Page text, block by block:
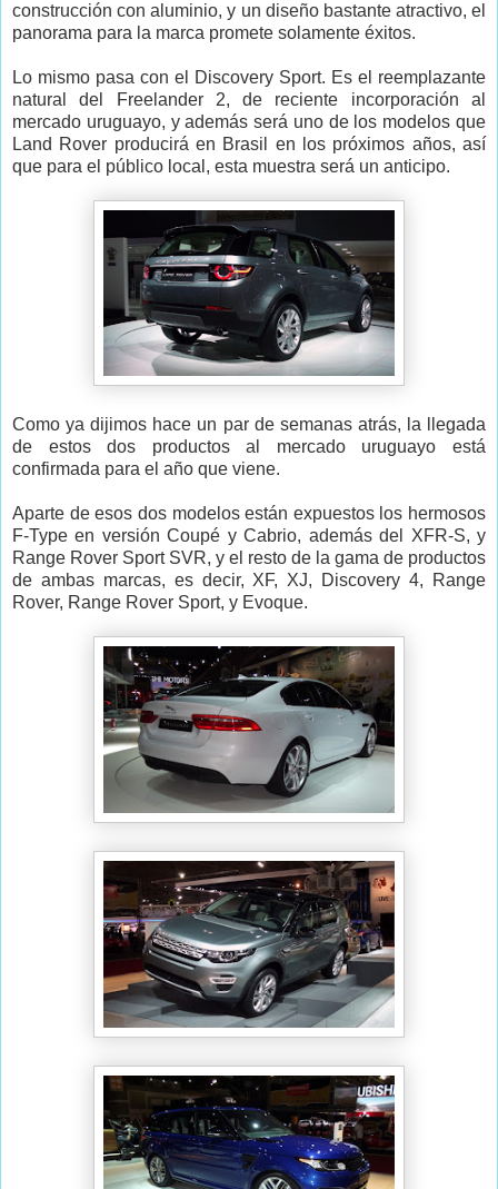
construcción con aluminio, y un diseño bastante atractivo, el
panorama para la marca promete solamente éxitos.
Lo mismo pasa con el Discovery Sport. Es el reemplazante
natural del Freelander 2, de reciente incorporación al
mercado uruguayo, y además será uno de los modelos que
Land Rover producirá en Brasil en los próximos años, así
que para el público local, esta muestra será un anticipo.
Como ya dijimos hace un par de semanas atrás, la llegada
de estos dos productos al mercado uruguayo está
confirmada para el año que viene.
Aparte de esos dos modelos están expuestos los hermosos
F-Type en versión Coupé y Cabrio, además del XFR-S, y
Range Rover Sport SVR, y el resto de la gama de productos
de ambas marcas, es decir, XF, XJ, Discovery 4, Range
Rover, Range Rover Sport, y Evoque.